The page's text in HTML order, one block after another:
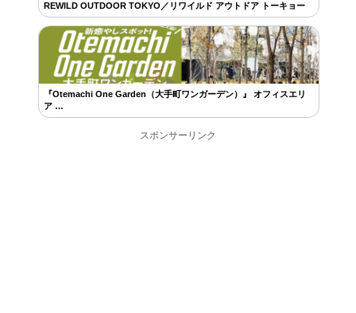
REWILD OUTDOOR TOKYO／リワイルド アウトドア トーキョー
『Otemachi One Garden（大手町ワンガーデン）』 オフィスエリ
ア …
スポンサーリンク